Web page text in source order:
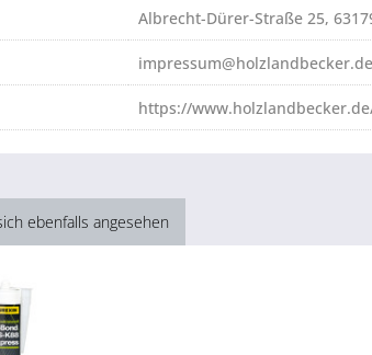
Albrecht-Dürer-Straße 25,
impressum@holzlandbecker.de
https://
ebenfalls angesehen